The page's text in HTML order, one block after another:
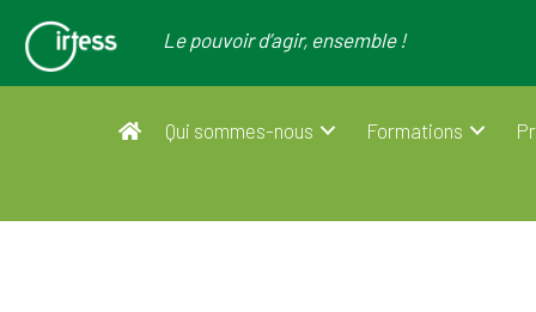
Le pouvoir d’agir, ensemble !
Qui sommes-nous Formations